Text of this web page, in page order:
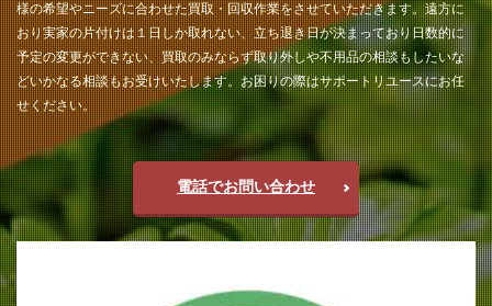
様の希望やニーズに合わせた買取・回収作業をさせていただきます。遠方に
おり実家の片付けは１日しか取れない、立ち退き日が決まっており日数的に
予定の変更ができない、買取のみならず取り外しや不用品の相談もしたいな
どいかなる相談もお受けいたします。お困りの際はサポートリユースにお任
せください。
電話でお問い合わせ